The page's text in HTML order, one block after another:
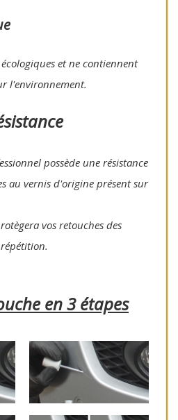
et ne contiennent
l'environnement.
possède une résistance
au vernis d'origine présent sur
vos retouches des
en 3 étapes